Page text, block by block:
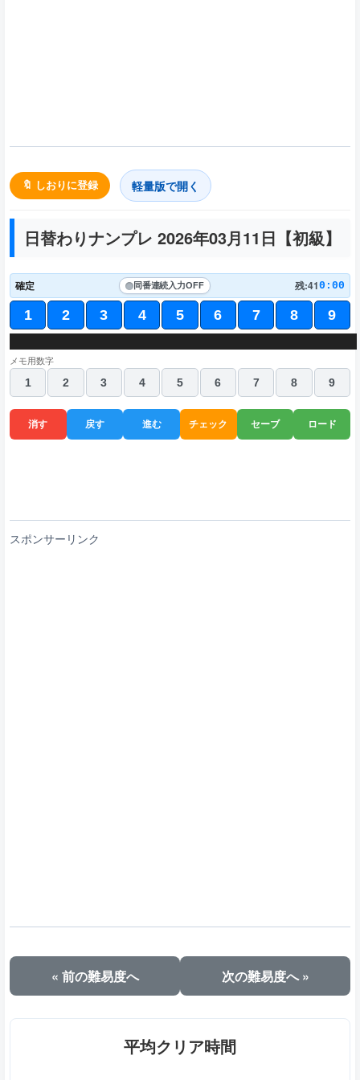
🔖 しおりに登録 軽量版で開く
日替わりナンプレ 2026年03月11日【初級】
確定 同番連続入力OFF 残:410:00
1 2 3 4 5 6 7 8 9
5 4 2 3 7 8 6
3 1 7
7 4 5
8 5 2
9 4 6
7 8 4 1 5 3 9
9 3 2 1 4 7
2 3
4 1 3 5 9 8
メモ用数字
1
2 3 4 5 6 7 8 9
消す 戻す 進む チェック セーブ ロード
スポンサーリンク
« 前の難易度へ 次の難易度へ »
平均クリア時間